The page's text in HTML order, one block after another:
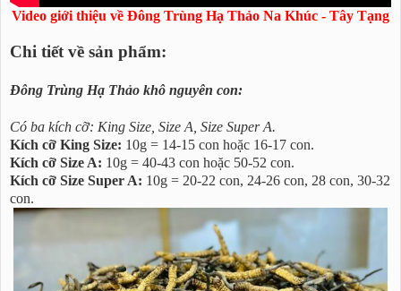
Video giới thiệu về Đông Trùng Hạ Thảo Na Khúc - Tây Tạng
Chi tiết về sản phẩm:
Đông Trùng Hạ Thảo khô nguyên con:
Có ba kích cỡ: King Size, Size A, Size Super A.
Kích cỡ King Size: 10g = 14-15 con hoặc 16-17 con.
Kích cỡ Size A: 10g = 40-43 con hoặc 50-52 con.
Kích cỡ Size Super A: 10g = 20-22 con, 24-26 con, 28 con, 30-32
con.